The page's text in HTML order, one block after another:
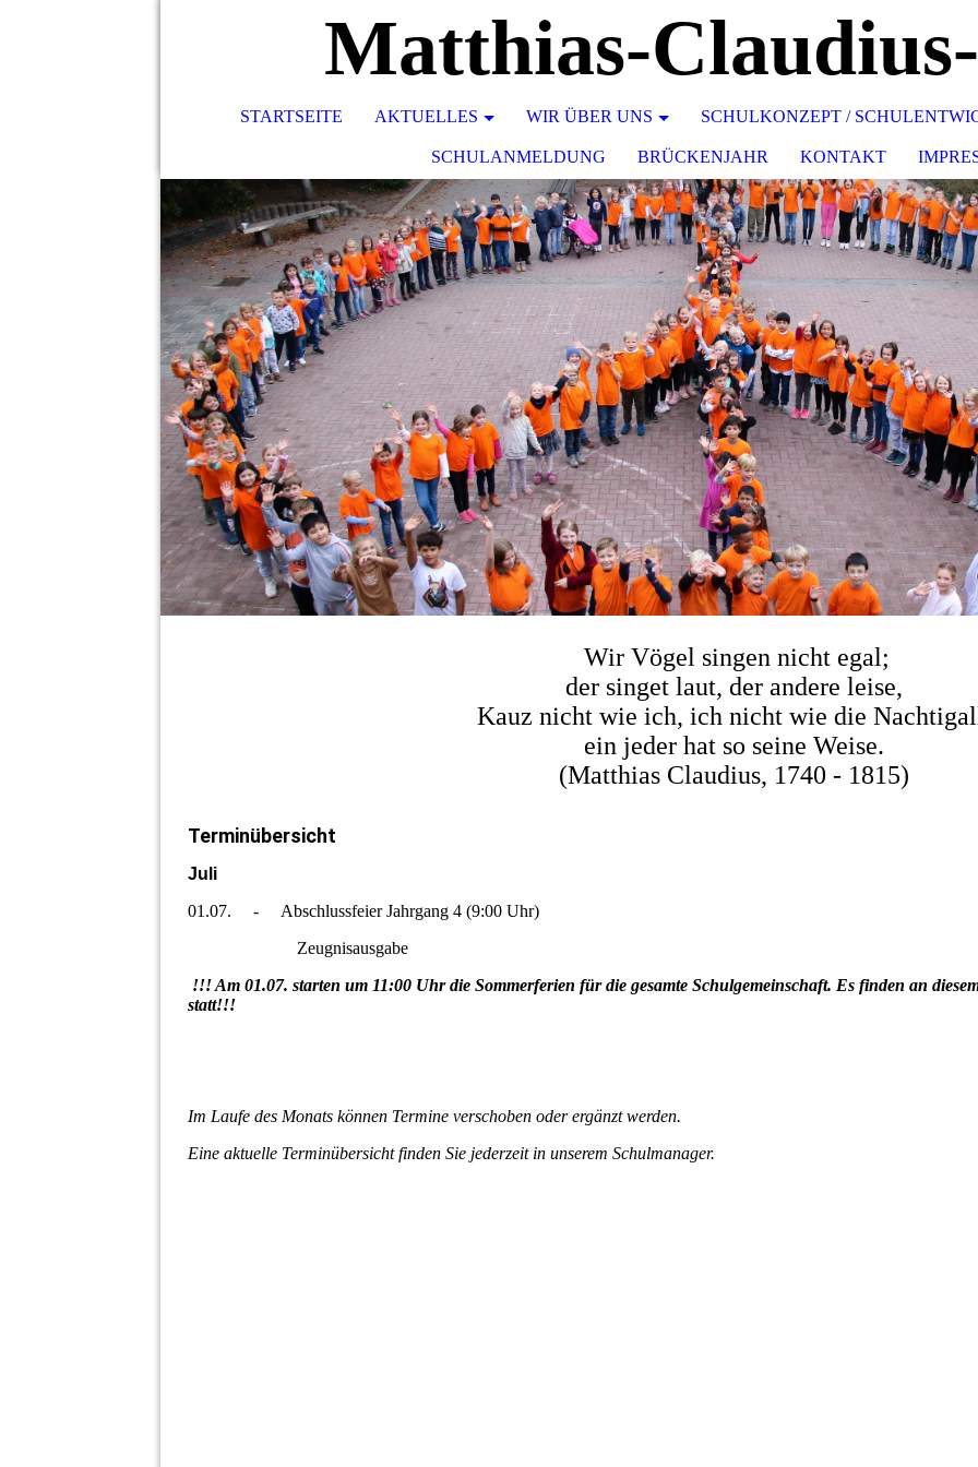
STARTSEITE AKTUELLES WIR ÜBER UNS SCHULKONZEPT /
SCHULANMELDUNG BRÜCKENJAHR KONTAKT
Wir Vögel singen nicht egal;
der singet laut, der andere leise,
Kauz nicht wie ich, ich nicht wie die
ein jeder hat so seine Weise.
(Matthias Claudius, 1740 - 1815)
Terminübersicht
Juli
01.07. - Abschlussfeier Jahrgang 4 (9:00 Uhr)
Zeugnisausgabe
!!! Am 01.07. starten um 11:00 Uhr die Sommerferien für die gesamte Schulgemeinschaft. Es finden an
statt!!!
Im Laufe des Monats können Termine verschoben oder ergänzt werden.
Eine aktuelle Terminübersicht finden Sie jederzeit in unserem Schulmanager.